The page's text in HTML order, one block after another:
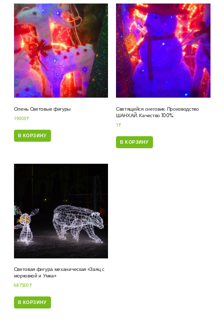
Олень Световые фигуры
19000₸
В КОРЗИНУ
Светящийся снеговик. Производство
ШАНХАЙ. Качество 100%.
1₸
В КОРЗИНУ
Световая фигура механическая «Заяц с
морковкой и Умка»
687500 ₸
В КОРЗИНУ